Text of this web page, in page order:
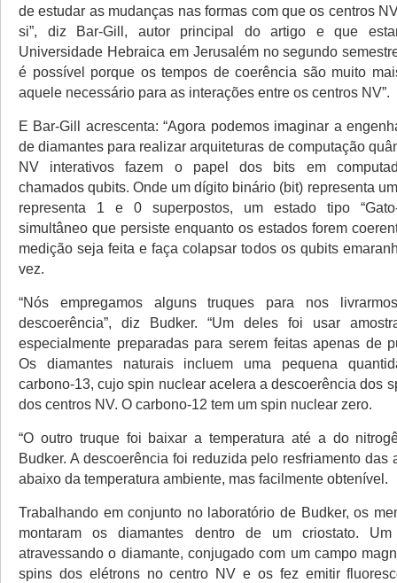
de estudar as mudanças nas formas com que os centros
si”, diz Bar-Gill, autor principal do artigo e que
Universidade Hebraica em Jerusalém no segundo
é possível porque os tempos de coerência são muito
aquele necessário para as interações entre os centros NV”.
E Bar-Gill acrescenta: “Agora podemos imaginar a
de diamantes para realizar arquiteturas de computação
NV interativos fazem o papel dos bits em
chamados qubits. Onde um dígito binário (bit) representa
representa 1 e 0 superpostos, um estado tipo “Gato-
simultâneo que persiste enquanto os estados forem
medição seja feita e faça colapsar todos os qubits
vez.
“Nós empregamos alguns truques para nos
descoerência”, diz Budker. “Um deles foi usar
especialmente preparadas para serem feitas apenas de
Os diamantes naturais incluem uma pequena
carbono-13, cujo spin nuclear acelera a descoerência dos
dos centros NV. O carbono-12 tem um spin nuclear zero.
“O outro truque foi baixar a temperatura até a do
Budker. A descoerência foi reduzida pelo resfriamento das
abaixo da temperatura ambiente, mas facilmente obtenível.
Trabalhando em conjunto no laboratório de Budker, os
montaram os diamantes dentro de um criostato.
atravessando o diamante, conjugado com um campo
spins dos elétrons no centro NV e os fez emitir